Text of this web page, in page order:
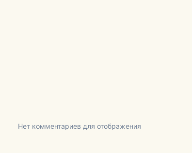
Нет комментариев для отображения